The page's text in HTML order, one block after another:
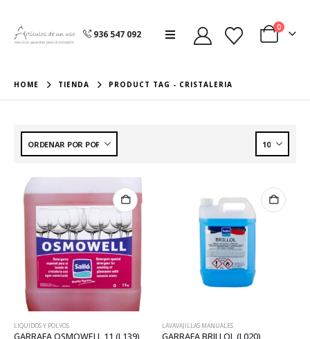
936 547 092
0
HOME TIENDA PRODUCT TAG - CRISTALERIA
LIQUIDOS Y POLVOS
GARRAFA OSMOWELL 11 (L139)
LAVAVAJILLAS MANUALES
GARRAFA BRILLOL (L020)